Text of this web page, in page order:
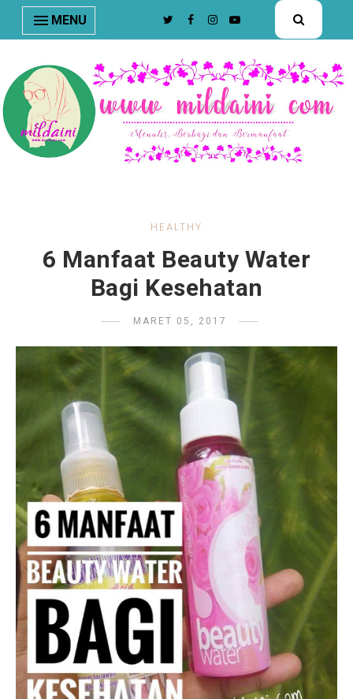
nav#menunav { border-bottom: 1px solid #e8e8e8; }
MENU
HEALTHY
6 Manfaat Beauty Water
Bagi Kesehatan
MARET 05, 2017